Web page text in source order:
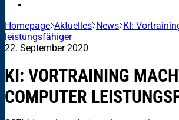
Homepage Aktuelles News KI:
leistungsfähiger
22. September 2020
KI: VORTRAINING
COMPUTER